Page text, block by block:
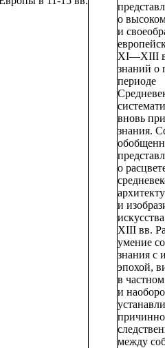
о
и
ХI—ХIII
знаний о
периоде
вновь
знания.
о
и
ХIII вв.
умение
знания с
эпохой,
в
и
между